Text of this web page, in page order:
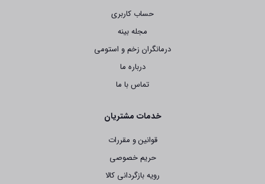
حساب کاربری
مجله بینه
درمانگران زخم و استومی
درباره ما
تماس با ما
خدمات مشتریان
قوانین و مقررات
حریم خصوصی
رویه بازگردانی کالا